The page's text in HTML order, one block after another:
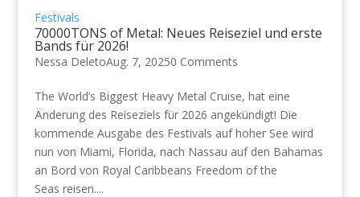
Festivals
70000TONS of Metal: Neues Reiseziel und erste
Bands für 2026!
Nessa DeletoAug. 7, 20250 Comments
The World’s Biggest Heavy Metal Cruise, hat eine
Änderung des Reiseziels für 2026 angekündigt! Die
kommende Ausgabe des Festivals auf hoher See wird
nun von Miami, Florida, nach Nassau auf den Bahamas
an Bord von Royal Caribbeans Freedom of the
Seas reisen....